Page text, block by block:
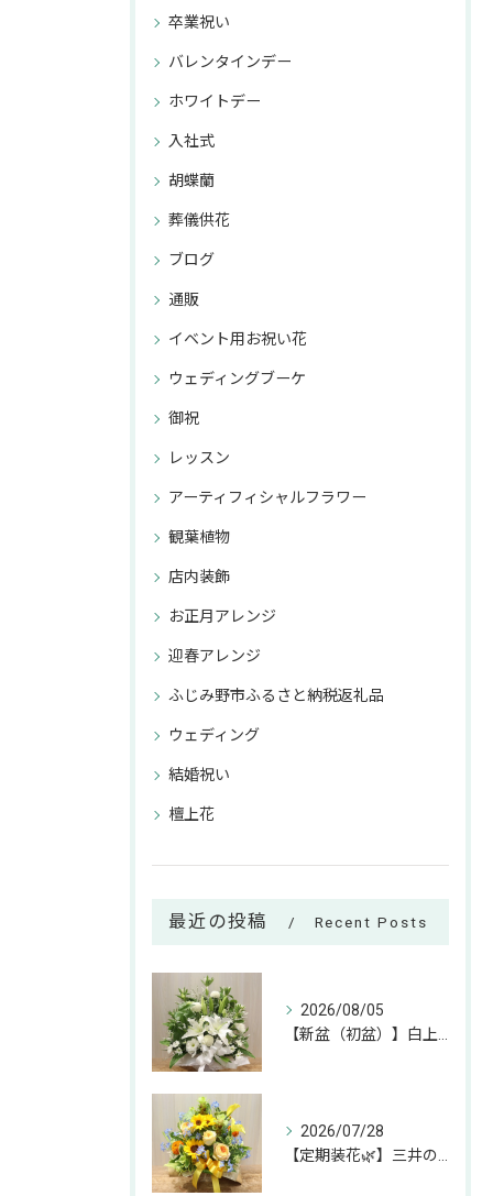
卒業祝い
バレンタインデー
ホワイトデー
入社式
胡蝶蘭
葬儀供花
ブログ
通販
イベント用お祝い花
ウェディングブーケ
御祝
レッスン
アーティフィシャルフラワー
観葉植物
店内装飾
お正月アレンジ
迎春アレンジ
ふじみ野市ふるさと納税返礼品
ウェディング
結婚祝い
檀上花
最近の投稿 Recent Posts
2026/08/05
2026/07/28